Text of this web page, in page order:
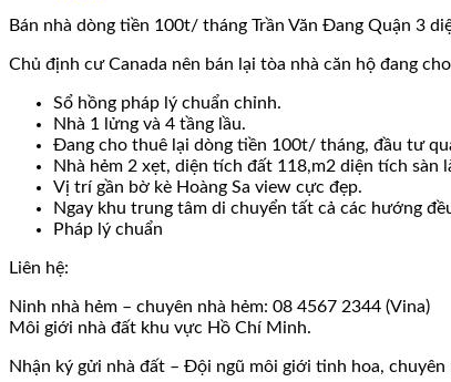
Bán nhà dòng tiền 100t/ tháng Trần Văn Đang Quận 3
Chủ định cư Canada nên bán lại tòa nhà căn hộ đang
Sổ hồng pháp lý chuẩn chỉnh.
Nhà 1 lửng và 4 tầng lầu.
Đang cho thuê lại dòng tiền 100t/ tháng, đầu tư
Nhà hẻm 2 xẹt, diện tích đất 118,m2 diện tích sàn
Vị trí gần bờ kè Hoàng Sa view cực đẹp.
Ngay khu trung tâm di chuyển tất cả các hướng
Pháp lý chuẩn
Liên hệ:
Ninh nhà hẻm – chuyên nhà hẻm: 08 4567 2344 (Vina)
Môi giới nhà đất khu vực Hồ Chí Minh.
Nhận ký gửi nhà đất – Đội ngũ môi giới tinh hoa,